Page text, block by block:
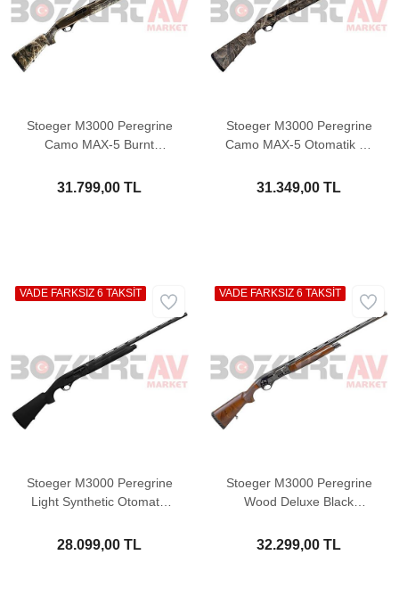
Stoeger M3000 Peregrine
Camo MAX-5 Burnt
Tüfeği
31.799,00 TL
Stoeger M3000 Peregrine
Camo MAX-5 Otomatik Av
31.349,00 TL
Stoeger M3000 Peregrine
Light Synthetic Otomatik
28.099,00 TL
VADE FARKSIZ 6 TAKSİT
Stoeger M3000 Peregrine
Wood Deluxe Black
32.299,00 TL
VADE FARKSIZ 6 TAKSİT